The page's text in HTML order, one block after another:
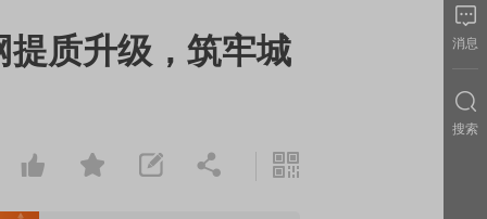
质升级，筑牢城
消息
搜索